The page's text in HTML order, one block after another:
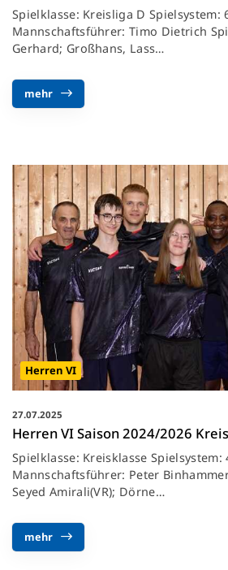
Spielklasse: Kreisliga D Spielsystem:
Mannschaftsführer: Timo Dietrich
Gerhard; Großhans, Lass…
mehr
Herren VI
27.07.2025
Herren VI Saison 2024/2026
Spielklasse: Kreisklasse Spielsystem:
Mannschaftsführer: Peter
Seyed Amirali(VR); Dörne…
mehr